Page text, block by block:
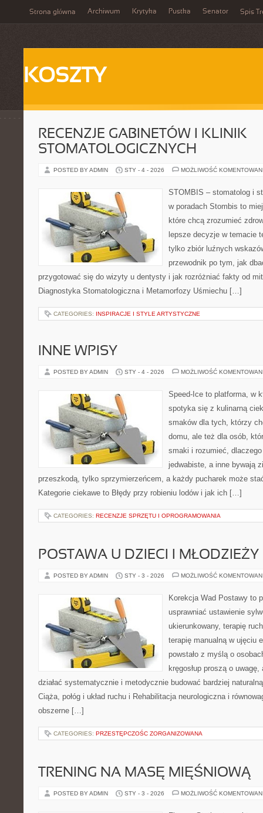
Strona główna Archiwum Krytyka Pustka Senator Spis
KOSZTY
RECENZJE GABINETÓW I KLINIK
STOMATOLOGICZNYCH
POSTED BY ADMIN STY - 4 - 2026 MOŻLIWOŚĆ
STOMBIS – stomatolog i
w poradach Stombis to
które chcą zrozumieć
lepsze decyzje w temacie
tylko zbiór luźnych
przewodnik po tym, jak
przygotować się do wizyty u dentysty i jak rozróżniać fakty od
Diagnostyka Stomatologiczna i Metamorfozy Uśmiechu […]
CATEGORIES: INSPIRACJE I STYLE ARTYSTYCZNE
INNE WPISY
POSTED BY ADMIN STY - 4 - 2026 MOŻLIWOŚĆ
Speed-Ice to platforma, w
spotyka się z kulinarną
smaków dla tych, którzy
domu, ale też dla osób,
smaki i rozumieć,
jedwabiste, a inne bywają
przeszkodą, tylko sprzymierzeńcem, a każdy pucharek może
Kategorie ciekawe to Błędy przy robieniu lodów i jak ich […]
CATEGORIES: RECENZJE SPRZĘTU I OPROGRAMOWANIA
POSTAWA U DZIECI I
POSTED BY ADMIN STY - 3 - 2026 MOŻLIWOŚĆ
Korekcja Wad Postawy to
usprawniać ustawienie
ukierunkowany, terapię
terapię manualną w ujęciu
powstało z myślą o
kręgosłup proszą o
działać systematycznie i metodycznie budować bardziej
Ciąża, połóg i układ ruchu i Rehabilitacja neurologiczna i
obszerne […]
CATEGORIES: PRZESTĘPCZOŚC ZORGANIZOWANA
TRENING NA MASĘ MIĘŚNIOWĄ
POSTED BY ADMIN STY - 3 - 2026 MOŻLIWOŚĆ